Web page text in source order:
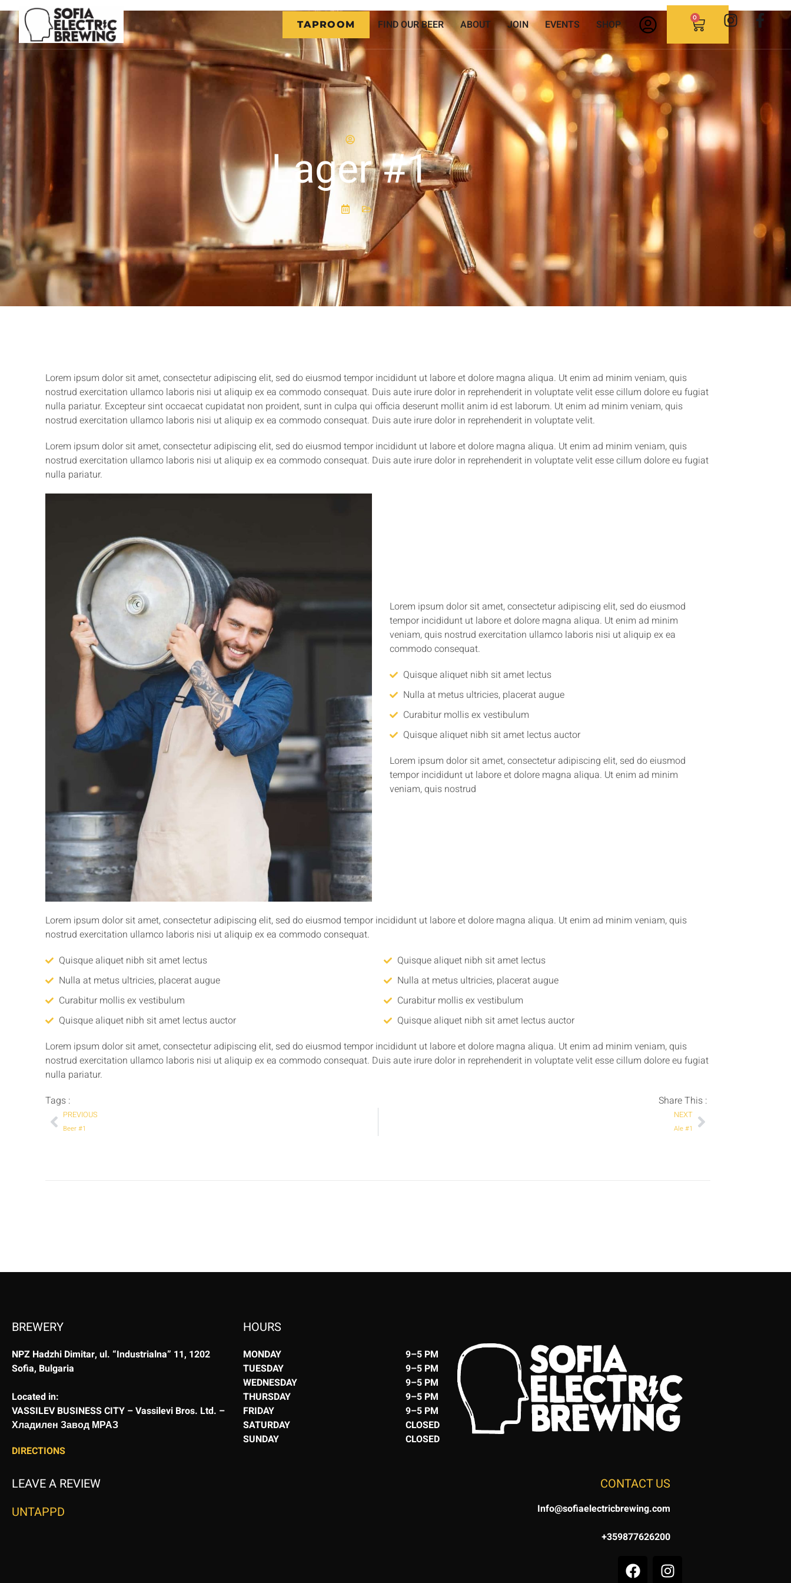
TAPROOM FIND OUR BEER ABOUT JOIN EVENTS SHOP 0
Lager #1
Lorem ipsum dolor sit amet, consectetur adipiscing elit, sed do eiusmod tempor incididunt ut labore et dolore magna aliqua. Ut enim ad minim veniam, quis
nostrud exercitation ullamco laboris nisi ut aliquip ex ea commodo consequat. Duis aute irure dolor in reprehenderit in voluptate velit esse cillum dolore eu fugiat
nulla pariatur. Excepteur sint occaecat cupidatat non proident, sunt in culpa qui officia deserunt mollit anim id est laborum. Ut enim ad minim veniam, quis
nostrud exercitation ullamco laboris nisi ut aliquip ex ea commodo consequat. Duis aute irure dolor in reprehenderit in voluptate velit.
Lorem ipsum dolor sit amet, consectetur adipiscing elit, sed do eiusmod tempor incididunt ut labore et dolore magna aliqua. Ut enim ad minim veniam, quis
nostrud exercitation ullamco laboris nisi ut aliquip ex ea commodo consequat. Duis aute irure dolor in reprehenderit in voluptate velit esse cillum dolore eu fugiat
nulla pariatur.
Lorem ipsum dolor sit amet, consectetur adipiscing elit, sed do eiusmod
tempor incididunt ut labore et dolore magna aliqua. Ut enim ad minim
veniam, quis nostrud exercitation ullamco laboris nisi ut aliquip ex ea
commodo consequat.
Quisque aliquet nibh sit amet lectus
Nulla at metus ultricies, placerat augue
Curabitur mollis ex vestibulum
Quisque aliquet nibh sit amet lectus auctor
Lorem ipsum dolor sit amet, consectetur adipiscing elit, sed do eiusmod
tempor incididunt ut labore et dolore magna aliqua. Ut enim ad minim
veniam, quis nostrud
Lorem ipsum dolor sit amet, consectetur adipiscing elit, sed do eiusmod tempor incididunt ut labore et dolore magna aliqua. Ut enim ad minim veniam, quis
nostrud exercitation ullamco laboris nisi ut aliquip ex ea commodo consequat.
Quisque aliquet nibh sit amet lectus
Nulla at metus ultricies, placerat augue
Curabitur mollis ex vestibulum
Quisque aliquet nibh sit amet lectus auctor
Quisque aliquet nibh sit amet lectus
Nulla at metus ultricies, placerat augue
Curabitur mollis ex vestibulum
Quisque aliquet nibh sit amet lectus auctor
Lorem ipsum dolor sit amet, consectetur adipiscing elit, sed do eiusmod tempor incididunt ut labore et dolore magna aliqua. Ut enim ad minim veniam, quis
nostrud exercitation ullamco laboris nisi ut aliquip ex ea commodo consequat. Duis aute irure dolor in reprehenderit in voluptate velit esse cillum dolore eu fugiat
nulla pariatur.
Tags :
Share This :
PREVIOUS
Beer #1
NEXT
Ale #1
BREWERY
NPZ Hadzhi Dimitar, ul. “Industrialna” 11, 1202
Sofia, Bulgaria
Located in:
VASSILEV BUSINESS CITY – Vassilevi Bros. Ltd. –
Хладилен Завод МРАЗ
DIRECTIONS
HOURS
MONDAY
TUESDAY
WEDNESDAY
THURSDAY
FRIDAY
SATURDAY
SUNDAY
9–5 PM
9–5 PM
9–5 PM
9–5 PM
9–5 PM
CLOSED
CLOSED
LEAVE A REVIEW
UNTAPPD
CONTACT US
Info@sofiaelectricbrewing.com
+359877626200